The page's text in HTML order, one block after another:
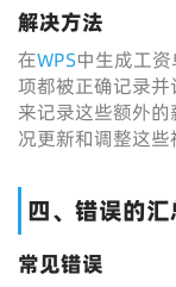
解决方法
在WPS中生成工
项都被正确记录
来记录这些额外
况更新和调整这些
四、错误的
常见错误